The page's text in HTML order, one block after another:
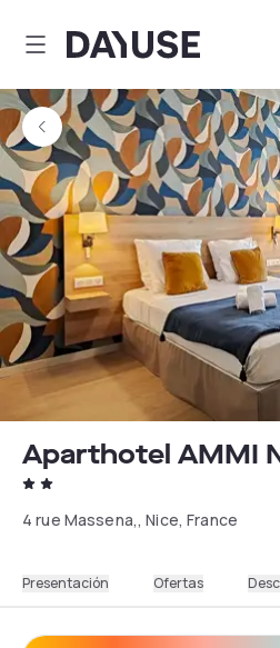
Dayuse
Aparthotel AMMI
4 rue Massena,, Nice, France
Presentación Ofertas